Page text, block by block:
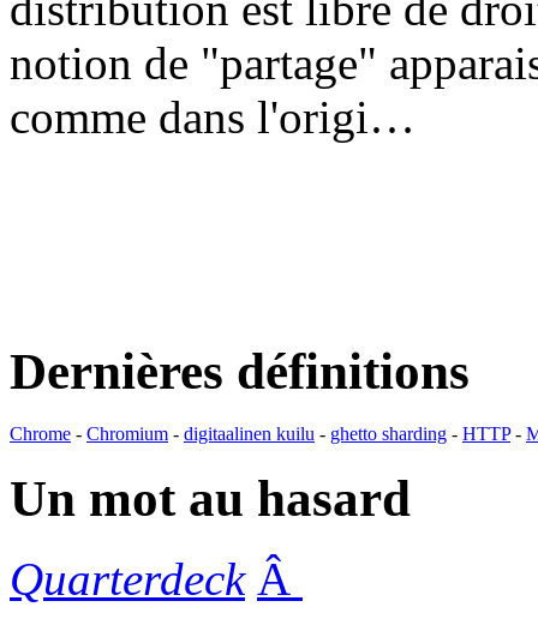
notion de "partage"
comme dans l'origi…
Dernières définitions
Chrome - Chromium - digitaalinen kuilu - ghetto sharding - HTTP-
Un mot au hasard
Quarterdeck Â